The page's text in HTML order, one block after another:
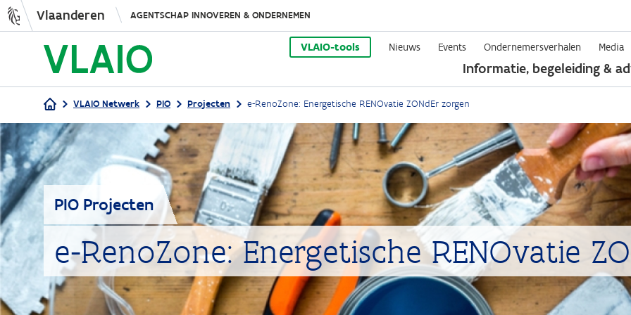
Overslaan
en
naar
de
gaan
Vlaanderen AGENTSCHAP INNOVEREN & ONDERNEMEN
VLAIO-tools Nieuws Events Ondernemersverhalen Media
Informatie, begeleiding &
Kruimelpad
VLAIO Netwerk PIO Projecten e-RenoZone: Energetische RENOvatie ZONdEr zorgen
PIO Projecten
e-RenoZone: Energetische RENOvatie